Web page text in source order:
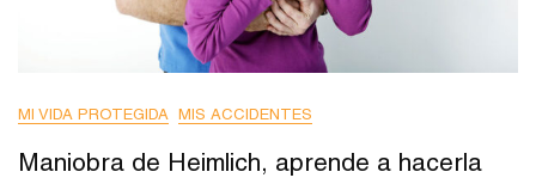
MI VIDA PROTEGIDA MIS ACCIDENTES
Maniobra de Heimlich, aprende a hacerla